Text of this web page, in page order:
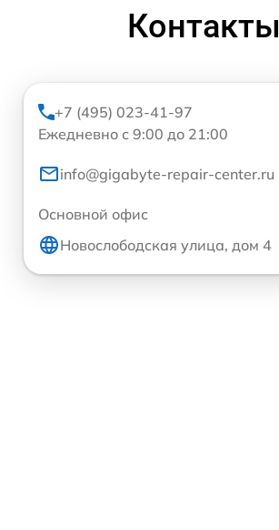
Контакты
+7 (495) 023-41-97
Ежедневно с 9:00 до 21:00
info@gigabyte-repair-center.ru
Основной офис
Новослободская улица, дом 4